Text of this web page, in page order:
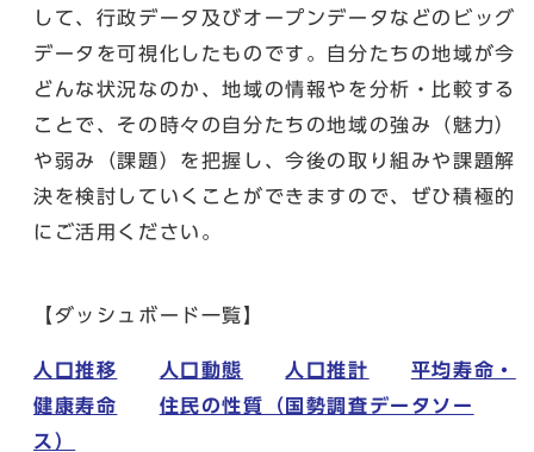
して、行政データ及びオープンデータなどのビッグ
データを可視化したものです。自分たちの地域が今
どんな状況なのか、地域の情報やを分析・比較する
ことで、その時々の自分たちの地域の強み（魅力）
や弱み（課題）を把握し、今後の取り組みや課題解
決を検討していくことができますので、ぜひ積極的
にご活用ください。
【ダッシュボード一覧】
人口推移 人口動態 人口推計
平均寿命・
健康寿命
住民の性質（国勢調査データソー
ス）